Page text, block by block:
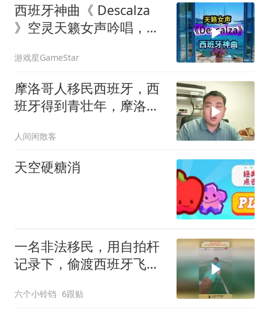
西班牙神曲《 Descalza
》空灵天籁女声吟唱，轻
游戏星GameStar
摩洛哥人移民西班牙，西
班牙得到青壮年，摩洛哥
人间闲散客
天空硬糖消
一名非法移民，用自拍杆
记录下，偷渡西班牙飞地
六个小铃铛 6跟贴